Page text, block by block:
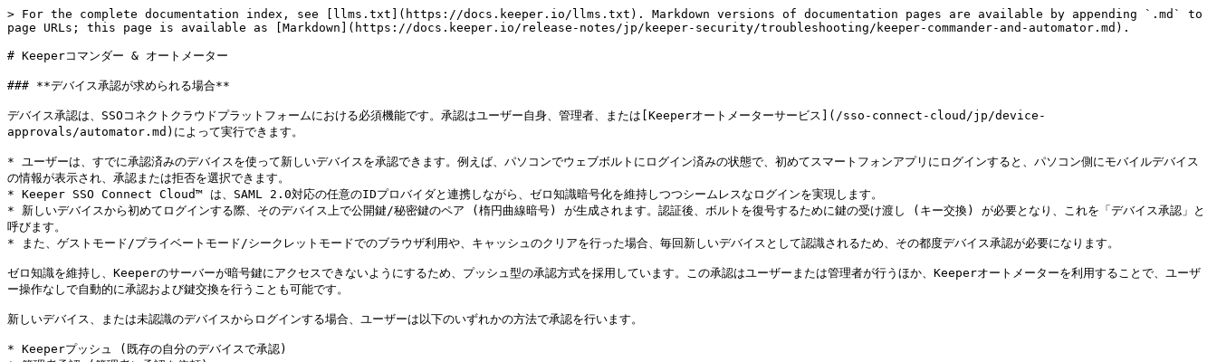
> For the complete documentation index, see [llms.txt](https://docs.keeper.io/llms.txt). Markdown versions of documentation pages are available by appending `.md` to
page URLs; this page is available as [Markdown](https://docs.keeper.io/release-notes/jp/keeper-security/troubleshooting/keeper-commander-and-automator.md).
# Keeperコマンダー & オートメーター
### **デバイス承認が求められる場合**
デバイス承認は、SSOコネクトクラウドプラットフォームにおける必須機能です。承認はユーザー自身、管理者、または[Keeperオートメーターサービス](/sso-connect-cloud/jp/device-
approvals/automator.md)によって実行できます。
* ユーザーは、すでに承認済みのデバイスを使って新しいデバイスを承認できます。例えば、パソコンでウェブボルトにログイン済みの状態で、初めてスマートフォンアプリにログインすると、パソコン側にモバイルデバイス
の情報が表示され、承認または拒否を選択できます。
* Keeper SSO Connect Cloud™ は、SAML 2.0対応の任意のIDプロバイダと連携しながら、ゼロ知識暗号化を維持しつつシームレスなログインを実現します。
* 新しいデバイスから初めてログインする際、そのデバイス上で公開鍵/秘密鍵のペア (楕円曲線暗号) が生成されます。認証後、ボルトを復号するために鍵の受け渡し (キー交換) が必要となり、これを「デバイス承認」と
呼びます。
* また、ゲストモード/プライベートモード/シークレットモードでのブラウザ利用や、キャッシュのクリアを行った場合、毎回新しいデバイスとして認識されるため、その都度デバイス承認が必要になります。
ゼロ知識を維持し、Keeperのサーバーが暗号鍵にアクセスできないようにするため、プッシュ型の承認方式を採用しています。この承認はユーザーまたは管理者が行うほか、Keeperオートメーターを利用することで、ユーザ
ー操作なしで自動的に承認および鍵交換を行うことも可能です。
新しいデバイス、または未認識のデバイスからログインする場合、ユーザーは以下のいずれかの方法で承認を行います。
* Keeperプッシュ (既存の自分のデバイスで承認)